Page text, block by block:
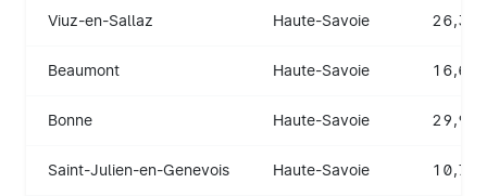
Viuz-en-Sallaz Haute-Savoie 26,3
Beaumont Haute-Savoie 16,6
Bonne Haute-Savoie 29,9
Saint-Julien-en-Genevois Haute-Savoie 10,7